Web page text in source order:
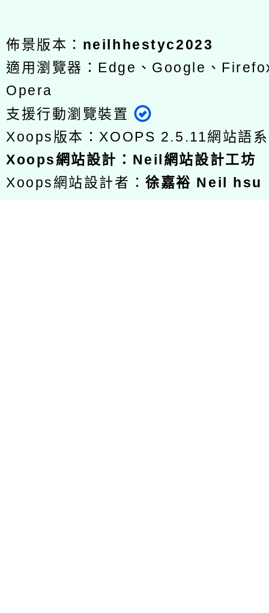
佈景版本： neilhhestyc2023
適用瀏覽器：Edge、Google、
Opera
支援行動瀏覽裝置
Xoops版本：XOOPS 2.5.11網站語
Xoops網站設計 ： Neil網站設計工坊
Xoops網站設計者：徐嘉裕 Neil hsu